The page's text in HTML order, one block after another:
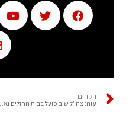
הקודם
עזה: צה"ל שוב פועל בבית החולים נאסר בחאן יונס